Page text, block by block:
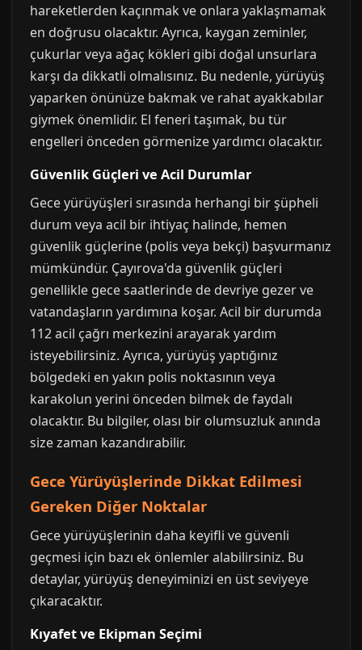
hareketlerden kaçınmak ve onlara yaklaşmamak
en doğrusu olacaktır. Ayrıca, kaygan zeminler,
çukurlar veya ağaç kökleri gibi doğal unsurlara
karşı da dikkatli olmalısınız. Bu nedenle, yürüyüş
yaparken önünüze bakmak ve rahat ayakkabılar
giymek önemlidir. El feneri taşımak, bu tür
engelleri önceden görmenize yardımcı olacaktır.
Güvenlik Güçleri ve Acil Durumlar
Gece yürüyüşleri sırasında herhangi bir şüpheli
durum veya acil bir ihtiyaç halinde, hemen
güvenlik güçlerine (polis veya bekçi) başvurmanız
mümkündür. Çayırova'da güvenlik güçleri
genellikle gece saatlerinde de devriye gezer ve
vatandaşların yardımına koşar. Acil bir durumda
112 acil çağrı merkezini arayarak yardım
isteyebilirsiniz. Ayrıca, yürüyüş yaptığınız
bölgedeki en yakın polis noktasının veya
karakolun yerini önceden bilmek de faydalı
olacaktır. Bu bilgiler, olası bir olumsuzluk anında
size zaman kazandırabilir.
Gece Yürüyüşlerinde Dikkat Edilmesi
Gereken Diğer Noktalar
Gece yürüyüşlerinin daha keyifli ve güvenli
geçmesi için bazı ek önlemler alabilirsiniz. Bu
detaylar, yürüyüş deneyiminizi en üst seviyeye
çıkaracaktır.
Kıyafet ve Ekipman Seçimi